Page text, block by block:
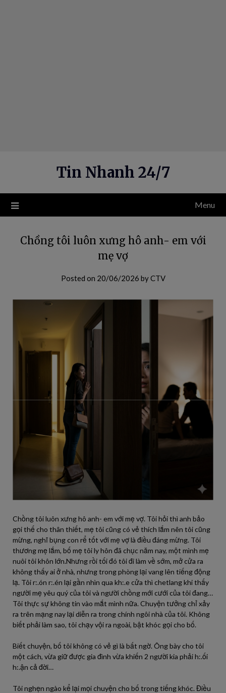
Tin Nhanh 24/7
Menu
Chồng tôi luôn xưng hô anh- em với
mẹ vợ
Posted on 20/06/2026 byCTV
Chồng tôi luôn xưng hô anh- em với mẹ vợ. Tôi hỏi thì anh bảo
gọi thế cho thân thiết, mẹ tôi cũng có vẻ thích lắm nên tôi cũng
mừng, nghĩ bụng con rể tốt với mẹ vợ là điều đáng mừng. Tôi
thương mẹ lắm, bố mẹ tôi ly hôn đã chục năm nay, một mình mẹ
nuôi tôi khôn lớn.Nhưng rồi tối đó tôi đi làm về sớm, mở cửa ra
không thấy ai ở nhà, nhưng trong phòng lại vang lên tiếng động
lạ. Tôi r:.ón r:.én lại gần nhìn qua kh:.e cửa thì chetlang khi thấy
người mẹ yêu quý của tôi và người chồng mới cưới của tôi đang…
Tôi thực sự không tin vào mắt mình nữa. Chuyện tưởng chỉ xảy
ra trên mạng nay lại diễn ra trong chính ngôi nhà của tôi. Không
biết phải làm sao, tôi chạy vội ra ngoài, bật khóc gọi cho bố.
Biết chuyện, bố tôi không có vẻ gì là bất ngờ. Ông bày cho tôi
một cách, vừa giữ được gia đình vừa khiến 2 người kia phải h:.ối
h:.ận cả đời…
Tôi nghẹn ngào kể lại mọi chuyện cho bố trong tiếng khóc. Điều